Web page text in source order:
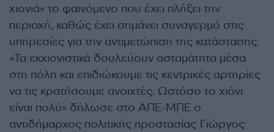
χιονιά» το φαινόμενο που έχει πλήξει την
περιοχή, καθώς έχει σημάνει συναγερμό στις
υπηρεσίες για την αντιμετώπιση της κατάστασης.
«Τα εκχιονιστικά δουλεύουν ασταμάτητα μέσα
στη πόλη και επιδιώκουμε τις κεντρικές αρτηρίες
να τις κρατήσουμε ανοιχτές. Ωστόσο το χιόνι
είναι πολύ» δήλωσε στο ΑΠΕ-ΜΠΕ ο
αντιδήμαρχος πολιτικής προστασίας Γιώργος